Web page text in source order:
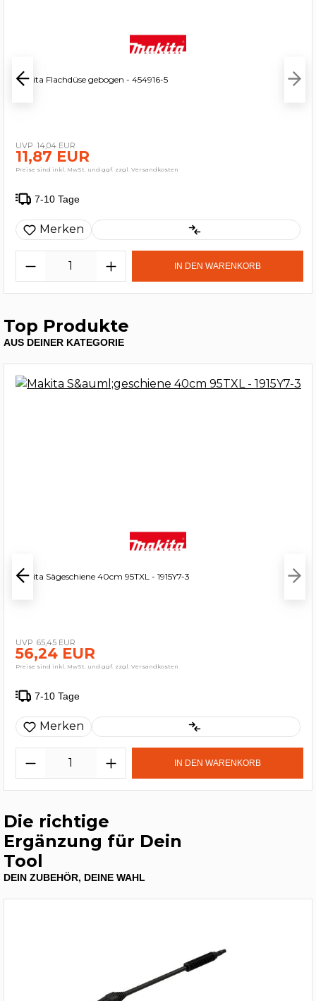
Makita Flachdüse gebogen - 454916-5
14,04 EUR
11,87 EUR
Preise sind inkl. MwSt. und ggf. zzgl. Versandkosten
7-10 Tage
Merken
IN DEN WARENKORB
Top Produkte
AUS DEINER KATEGORIE
Makita Sägeschiene 40cm 95TXL - 1915Y7-3
65,45 EUR
56,24 EUR
Preise sind inkl. MwSt. und ggf. zzgl. Versandkosten
7-10 Tage
Merken
IN DEN WARENKORB
Die richtige
Ergänzung für Dein
Tool
DEIN ZUBEHÖR, DEINE WAHL